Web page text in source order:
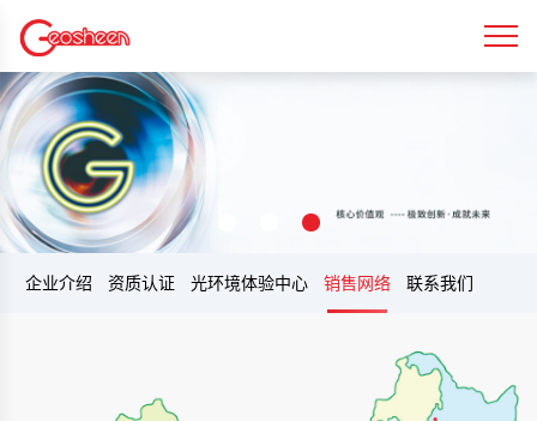
企业介绍 资质认证 光环境体验中心 销售网络 联系我们